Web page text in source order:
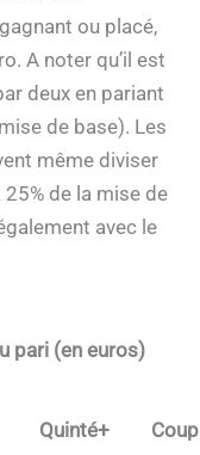
ou placé,
A noter qu’il est
deux en pariant
de base). Les
même diviser
de la mise de
avec le
pari (en euros)
Quinté+